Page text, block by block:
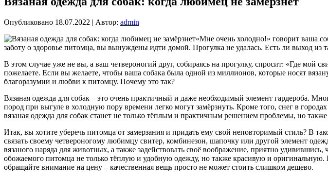
Опубликовано 18.07.2022 | Автор: admin
«Мне очень холодно!» говорит ваша
заботу о здоровье питомца, вы вынуждены идти домой. Прогулка не удалась. Есть ли выход из
В этом случае уже не вы, а ваш четвероногий друг, собираясь на прогулку, спросит: «Где мой
пожелаете. Если вы желаете, чтобы ваша собака была одной из миллионов, которые носят
благоразумии и любви к питомцу. Почему это так?
Вязаная одежда для собак – это очень практичный и даже необходимый элемент гардероба.
пород при выгуле в холодную пору времени легко могут замёрзнуть. Кроме того, снег в
вязаная одежда для собак станет не только тёплым и практичным решением проблемы, но
Итак, вы хотите уберечь питомца от замерзания и придать ему свой неповторимый стиль? В
связать своему четвероногому любимцу свитер, комбинезон, шапочку или другой элемент
вязаного наряда для животных, а также задействовать своё воображение, приятно
обожаемого питомца не только тёплую и удобную одежду, но также красивую и
обращайте внимание на цену – качественная вещь просто не может стоить слишком дешево.